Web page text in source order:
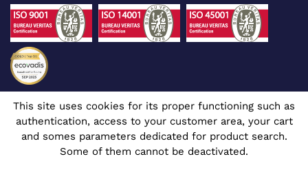
Suivez-nous sur les réseaux sociaux
This site uses cookies for its proper functioning such as
authentication, access to your customer area, your cart
and somes parameters dedicated for product search.
Some of them cannot be deactivated.